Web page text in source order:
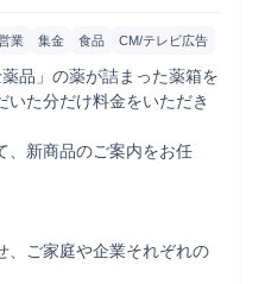
業 集金 食品 CM/テレビ広告
品」の薬が詰まった薬箱を
いた分だけ料金をいただき
、新商品のご案内をお任
、ご家庭や企業それぞれの